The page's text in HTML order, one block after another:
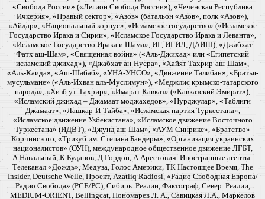
«Свобода России» («Легион Свобода России»), «Чеченская Республика
Ичкерия», «Правый сектор», «Азов» (батальон «Азов», полк «Азов»),
«Айдар», «Национальный корпус», «Исламское государство» («Исламское
Государство Ирака и Сирии», «Исламское Государство Ирака и Леванта»,
«Исламское Государство Ирака и Шама», ИГ, ИГИЛ, ДАИШ), «Джабхат
Фатх аш-Шам», «Священная война» («Аль-Джихад» или «Египетский
исламский джихад»), «Джабхат ан-Нусра», «Хайят Тахрир-аш-Шам»,
«Аль-Каида», «Аш-Шабаб», «УНА-УНСО», «Движение Талибан», «Братья-
мусульмане» («Аль-Ихван аль-Муслимун»), «Меджлис крымско-татарского
народа», «Хизб ут-Тахрир», «Имарат Кавказ» («Кавказский Эмират»),
«Исламский джихад – Джамаат моджахедов», «Нурджулар», «Таблиги
Джамаат», «Лашкар-И-Тайба», «Исламская партия Туркестана»,
«Исламское движение Узбекистана», «Исламское движение Восточного
Туркестана» (ИДВТ), «Джунд аш-Шам», «АУМ Синрике», «Братство»
Корчинского, «Тризуб им. Степана Бандеры», «Организация украинских
националистов» (ОУН), международное общественное движение ЛГБТ,
А.Навальный, К.Буданов, Д.Гордон, А.Арестович. Иностранные агенты:
Телеканал «Дождь», Медуза, Голос Америки, ТК Настоящее Время, The
Insider, Deutsche Welle, Проект, Azatliq Radiosi, «Радио Свободная Европа/
Радио Свобода» (PCE/PC), Сибирь. Реалии, Фактограф, Север. Реалии,
MEDIUM-ORIENT, Bellingcat, Пономарев Л. А., Савицкая Л.А., Маркелов